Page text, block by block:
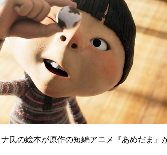
氏の絵本が原作の短編アニメ『あめだま